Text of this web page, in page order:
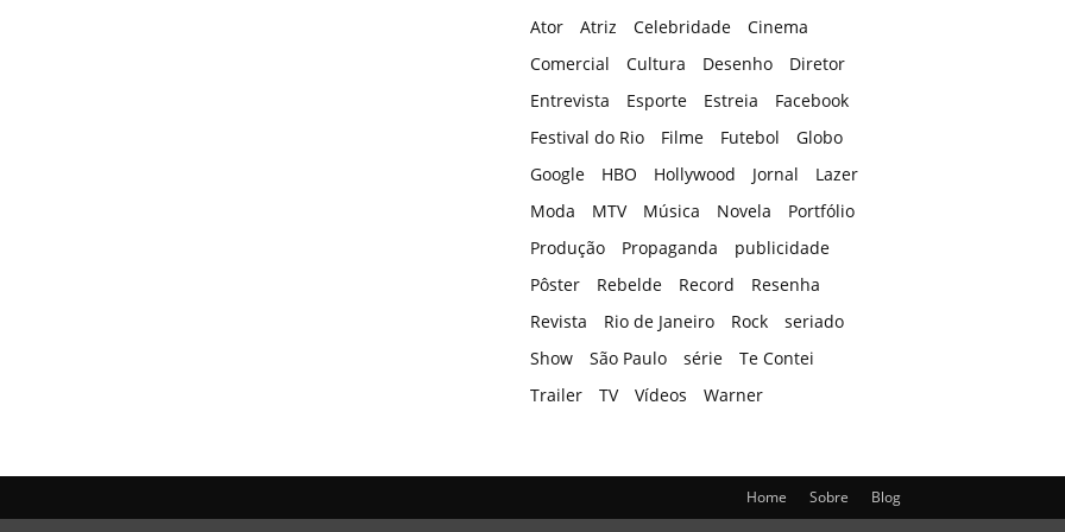
Ator Atriz Celebridade
Cinema
Comercial
Cultura Desenho
Diretor
Entrevista
Esporte Estreia
Facebook
Festival do Rio
Filme Futebol
Globo
Google
HBO Hollywood Jornal
Lazer
Moda
MTV Música Novela
Portfólio
Produção
Propaganda
publicidade
Pôster
Rebelde Record
Resenha
Revista
Rio de Janeiro Rock
seriado
Show
São Paulo série
Te Contei
Trailer
TV Vídeos Warner
Home Sobre Blog